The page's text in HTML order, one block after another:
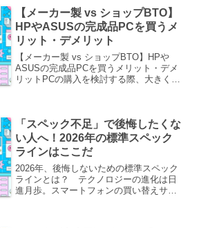
【メーカー製 vs ショップBTO】
HPやASUSの完成品PCを買うメ
リット・デメリット
【メーカー製 vs ショップBTO】HPや
ASUSの完成品PCを買うメリット・デメ
リットPCの購入を検討する際、大きく分
が...
「スペック不足」で後悔したくな
い人へ！2026年の標準スペック
ラインはここだ
2026年、後悔しないための標準スペック
ラインとは？ テクノロジーの進化は日
進月歩。スマートフォンの買い替えサイ